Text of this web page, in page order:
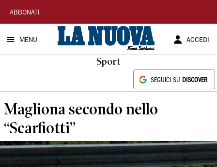
La
Nuova
Sardegna
ABBONATI
MENU ACCEDI
Sport
SEGUICI SU DISCOVER
Magliona secondo nello
“Scarfiotti”